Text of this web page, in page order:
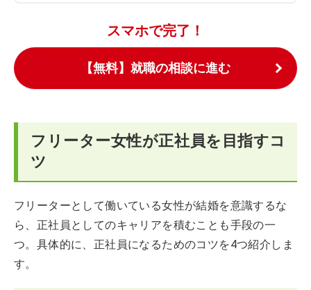
スマホで完了！
【無料】就職の相談に進む
フリーター女性が正社員を目指すコ
ツ
フリーターとして働いている女性が結婚を意識するな
ら、正社員としてのキャリアを積むことも手段の一
つ。具体的に、正社員になるためのコツを4つ紹介しま
す。